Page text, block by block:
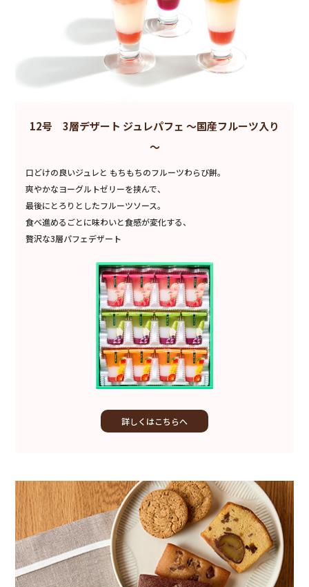
12号 3層デザート ジュレパフェ ～国産フルーツ入り
～
口どけの良いジュレと もちもちのフルーツわらび餅。
爽やかなヨーグルトゼリーを挟んで、
最後にとろりとしたフルーツソース。
食べ進めるごとに味わいと食感が変化する、
贅沢な3層パフェデザート
詳しくはこちらへ